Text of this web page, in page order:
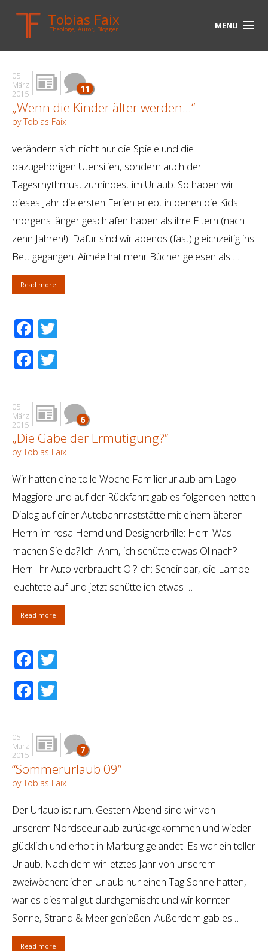
Tobias Faix
Theologe, Autor, Blogger MENU
HOME
BLOG
BIOGRAPHIE
MEDIEN
KONTAKT
LINKS
05
März
2015
11
„Wenn die Kinder älter werden…“
by Tobias Faix
verändern sich nicht nur die Spiele und die
dazugehörigen Utensilien, sondern auch der
Tagesrhythmus, zumindest im Urlaub. So haben wir
dieses Jahr die ersten Ferien erlebt in denen die Kids
morgens länger geschlafen haben als ihre Eltern (nach
zehn Jahren!). Dafür sind wir abends (fast) gleichzeitig ins
Bett gegangen. Aimée hat mehr Bücher gelesen als …
Read more
Facebook
Facebook
05
März
2015
6
„Die Gabe der Ermutigung?“
by Tobias Faix
Wir hatten eine tolle Woche Familienurlaub am Lago
Maggiore und auf der Rückfahrt gab es folgenden netten
Dialog auf einer Autobahnraststätte mit einem älteren
Herrn im rosa Hemd und Designerbrille: Herr: Was
machen Sie da?Ich: Ähm, ich schütte etwas Öl nach?
Herr: Ihr Auto verbraucht Öl?Ich: Scheinbar, die Lampe
leuchtete auf und jetzt schütte ich etwas …
Read more
Facebook
Facebook
05
März
2015
7
“Sommerurlaub 09”
by Tobias Faix
Der Urlaub ist rum. Gestern Abend sind wir von
unserem Nordseeurlaub zurückgekommen und wieder
glücklich und erholt in Marburg gelandet. Es war ein toller
Urlaub. Nach dem wir letztes Jahr von unserem
zweiwöchentlichen Urlaub nur einen Tag Sonne hatten,
war es diesmal gut durchgemischt und wir konnten
Sonne, Strand & Meer genießen. Außerdem gab es …
Read more